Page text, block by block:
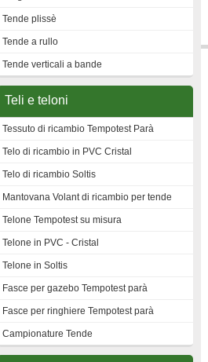
Tende plissè
Tende a rullo
Tende verticali a bande
Teli e teloni
Tessuto di ricambio Tempotest Parà
Telo di ricambio in PVC Cristal
Telo di ricambio Soltis
Mantovana Volant di ricambio per tende
Telone Tempotest su misura
Telone in PVC - Cristal
Telone in Soltis
Fasce per gazebo Tempotest parà
Fasce per ringhiere Tempotest parà
Campionature Tende